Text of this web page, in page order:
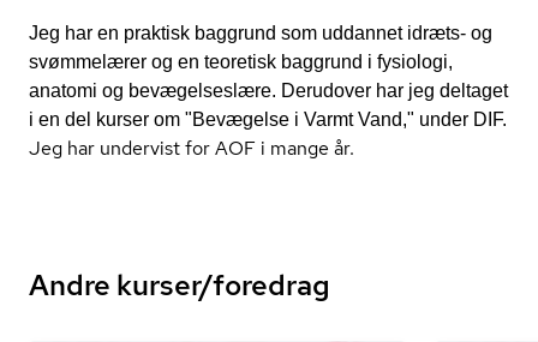
Jeg har en praktisk baggrund som uddannet idræts- og
svømmelærer og en teoretisk baggrund i fysiologi,
anatomi og bevægelseslære. Derudover har jeg deltaget
i en del kurser om "Bevægelse i Varmt Vand," under DIF.
Jeg har undervist for AOF i mange år.
Andre kurser/foredrag